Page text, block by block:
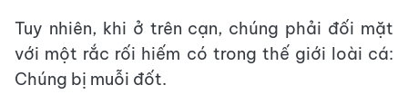
Tuy nhiên, khi ở trên cạn, chúng phải đối mặt
với một rắc rối hiếm có trong thế giới loài cá:
Chúng bị muỗi đốt.